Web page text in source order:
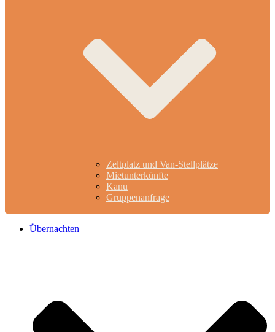
Zeltplatz und Van-Stellplätze
Mietunterkünfte
Kanu
Gruppenanfrage
Übernachten